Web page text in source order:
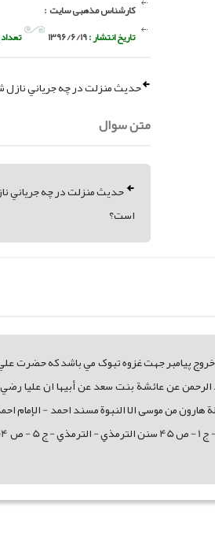
: کارشناس مذهبی سایت
تاریخ انتشار :1396/6/19
حديث منزلت در چه جرياني
متن سوال
حديث منزلت در چه جرياني
است؟
پيامبر جهت غزوه تبوک مي باشد که حضرت
- الإمام احمد بن حنبل - ج 1 - ص 170 عبد الرحمن عن